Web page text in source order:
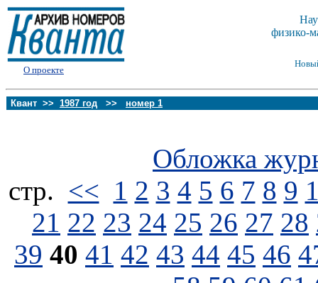
О проекте
физико-
Квант >> 1987 год >> номер 1
Обложка
стp. << 1 2 3 4 5 6 7 8 9
21 22 23 24 25 26 27 28
39 40 41 42 43 44 45 46